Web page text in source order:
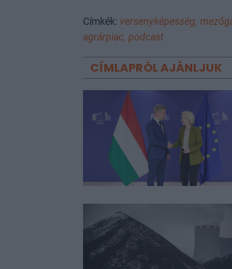
Címkék: versenyképesség,
agrárpiac, podcast
CÍMLAPRÓL AJÁNLJUK